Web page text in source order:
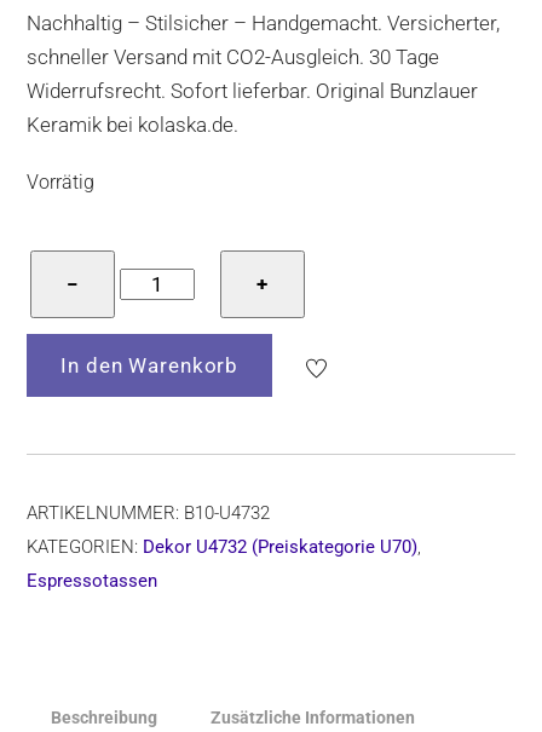
Nachhaltig – Stilsicher – Handgemacht. Versicherter,
schneller Versand mit CO2-Ausgleich. 30 Tage
Widerrufsrecht. Sofort lieferbar. Original Bunzlauer
Keramik bei kolaska.de.
Vorrätig
−
Bunzlauer
Keramik
Espressotasse
und
Untertasse,
Dekor
U4732
+
In den Warenkorb
ARTIKELNUMMER: B10-U4732
KATEGORIEN: Dekor U4732 (Preiskategorie U70),
Espressotassen
Beschreibung Zusätzliche Informationen